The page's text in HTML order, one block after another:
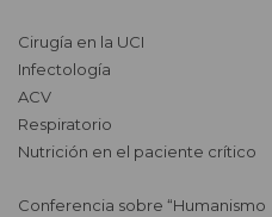
Cirugía en la UCI
Infectología
ACV
Respiratorio
Nutrición en el paciente crítico
Conferencia sobre “Humanismo